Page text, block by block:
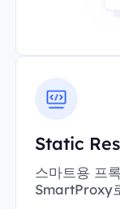
Static
스마트용 프
SmartProxy